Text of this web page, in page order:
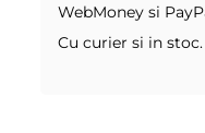
WebMoney si
Cu curier si in stoc.